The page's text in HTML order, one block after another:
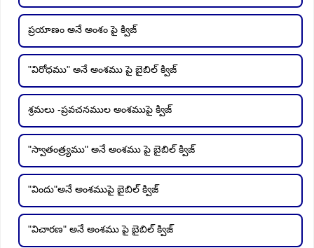
ప్రయాణం అనే అంశం పై క్విజ్
"విరోధము" అనే అంశము పై బైబిల్ క్విజ్
శ్రమలు -ప్రవచనముల అంశముపై క్విజ్
"స్వాతంత్ర్యము" అనే అంశము పై బైబిల్ క్విజ్
"విందు"అనే అంశముపై బైబిల్ క్విజ్
"విచారణ" అనే అంశము పై బైబిల్ క్విజ్